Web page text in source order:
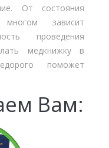
От состояния
зависит
проведения
медкнижку в
поможет
Вам: